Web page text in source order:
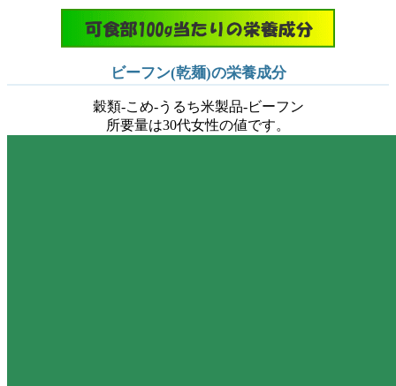
ビーフン(乾麺)の栄養成分
穀類-こめ-うるち米製品-ビーフン
所要量は30代女性の値です。